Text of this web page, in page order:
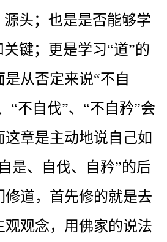
源头；也是是否能够学
关键；更是学习“道”的
从否定来说“不自
“不自伐”、“不自矜”会
章是主动地说自己如
是、自伐、自矜”的后
修道，首先修的就是去
观观念，用佛家的说法